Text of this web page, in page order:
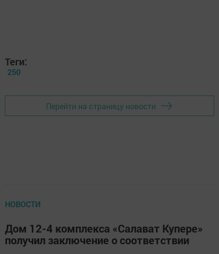
Теги:
250
Перейти на страницу новости
НОВОСТИ
Дом 12-4 комплекса «Салават Купере»
получил заключение о соответствии